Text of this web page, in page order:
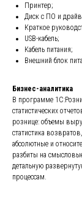
Принтер;
Диск с ПО и
Краткое
USB-кабель;
Кабель питания;
Внешний блок
Бизнес-аналитика
В программе
статистических
рознице: объемы
статистика
абсолютные и
разбиты на
детальную
процессам.